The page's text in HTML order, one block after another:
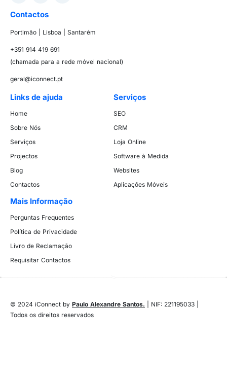
Contactos
Portimão | Lisboa | Santarém
+351 914 419 691
(chamada para a rede móvel nacional)
geral@iconnect.pt
Links de ajuda
Home
Sobre Nós
Serviços
Projectos
Blog
Contactos
Serviços
SEO
CRM
Loja Online
Software à Medida
Websites
Aplicações Móveis
Mais Informação
Perguntas Frequentes
Política de Privacidade
Livro de Reclamação
Requisitar Contactos
© 2024 iConnect by Paulo Alexandre Santos. | NIF: 221195033 |
Todos os direitos reservados